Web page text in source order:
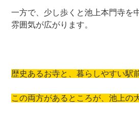
一方で、少し歩くと池上本門寺を
雰囲気が広がります。
歴史あるお寺と、暮らしやすい駅
この両方があるところが、池上の